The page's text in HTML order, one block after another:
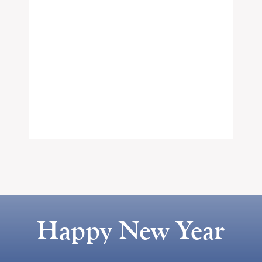
Happy New Year